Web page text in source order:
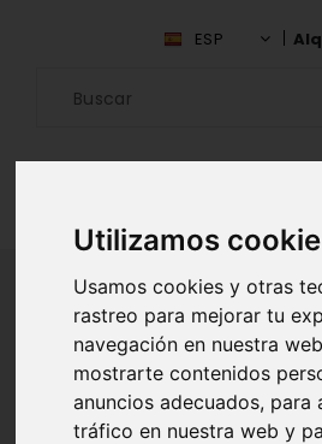
Utilizamos
Usamos cookies y otras
rastreo para mejorar tu
navegación en nuestra
mostrarte contenidos
anuncios adecuados, para
tráfico en nuestra web y
ESP
ALQUILAR
Inicio Amigos León Isabel